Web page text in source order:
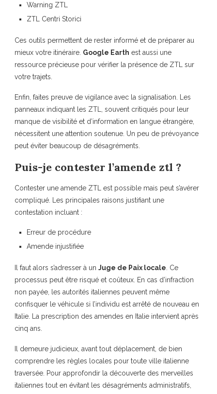
Warning ZTL
ZTL Centri Storici
Ces outils permettent de rester informé et de préparer au
mieux votre itinéraire. Google Earth est aussi une
ressource précieuse pour vérifier la présence de ZTL sur
votre trajets.
Enfin, faites preuve de vigilance avec la signalisation. Les
panneaux indiquant les ZTL, souvent critiqués pour leur
manque de visibilité et d’information en langue étrangère,
nécessitent une attention soutenue. Un peu de prévoyance
peut éviter beaucoup de désagréments.
Puis-je contester l’amende ztl ?
Contester une amende ZTL est possible mais peut s’avérer
compliqué. Les principales raisons justifiant une
contestation incluant :
Erreur de procédure
Amende injustifiée
Il faut alors s’adresser à un Juge de Paix locale . Ce
processus peut être risqué et coûteux. En cas d’infraction
non payée, les autorités italiennes peuvent même
confisquer le véhicule si l’individu est arrêté de nouveau en
Italie. La prescription des amendes en Italie intervient après
cinq ans.
Il demeure judicieux, avant tout déplacement, de bien
comprendre les règles locales pour toute ville italienne
traversée. Pour approfondir la découverte des merveilles
italiennes tout en évitant les désagréments administratifs,